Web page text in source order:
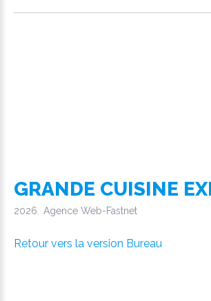
GRANDE CUISINE
2026
Agence Web-Fastnet
Retour vers la version Bureau